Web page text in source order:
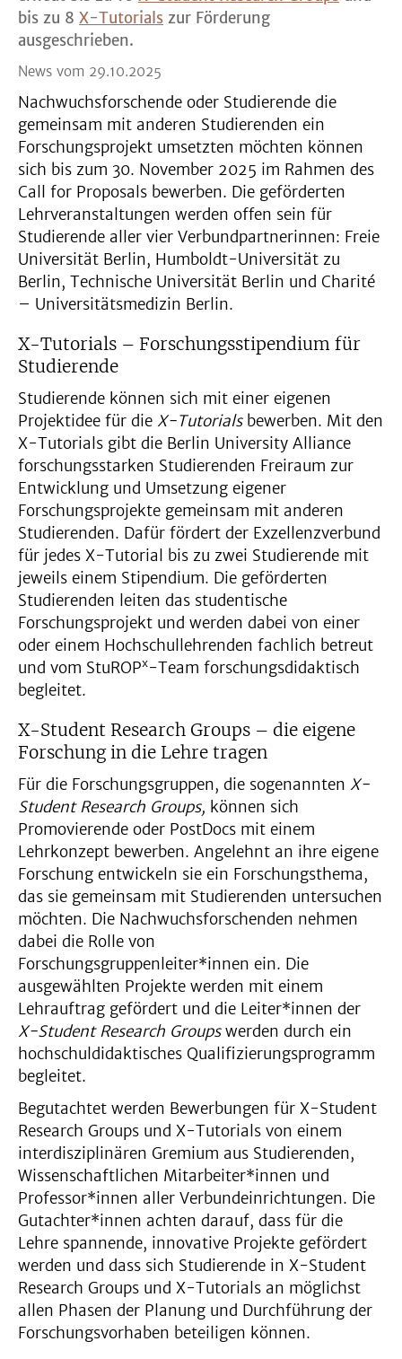
bis zu 8 X-Tutorials zur Förderung
ausgeschrieben.
News vom 29.10.2025
Nachwuchsforschende oder Studierende die
gemeinsam mit anderen Studierenden ein
Forschungsprojekt umsetzten möchten können
sich bis zum 30. November 2025 im Rahmen des
Call for Proposals bewerben. Die geförderten
Lehrveranstaltungen werden offen sein für
Studierende aller vier Verbundpartnerinnen: Freie
Universität Berlin, Humboldt-Universität zu
Berlin, Technische Universität Berlin und Charité
– Universitätsmedizin Berlin.
X-Tutorials – Forschungsstipendium für
Studierende
Studierende können sich mit einer eigenen
Projektidee für die X-Tutorialsbewerben. Mit den
X-Tutorials gibt die Berlin University Alliance
forschungsstarken Studierenden Freiraum zur
Entwicklung und Umsetzung eigener
Forschungsprojekte gemeinsam mit anderen
Studierenden. Dafür fördert der Exzellenzverbund
für jedes X-Tutorial bis zu zwei Studierende mit
jeweils einem Stipendium. Die geförderten
Studierenden leiten das studentische
Forschungsprojekt und werden dabei von einer
oder einem Hochschullehrenden fachlich betreut
und vom StuROPx-Team forschungsdidaktisch
begleitet.
X-Student Research Groups – die eigene
Forschung in die Lehre tragen
Für die Forschungsgruppen, die sogenannten X-
Student Research Groups, können sich
Promovierende oder PostDocs mit einem
Lehrkonzept bewerben. Angelehnt an ihre eigene
Forschung entwickeln sie ein Forschungsthema,
das sie gemeinsam mit Studierenden untersuchen
möchten. Die Nachwuchsforschenden nehmen
dabei die Rolle von
Forschungsgruppenleiter*innen ein. Die
ausgewählten Projekte werden mit einem
Lehrauftrag gefördert und die Leiter*innen der
X-Student Research Groupswerden durch ein
hochschuldidaktisches Qualifizierungsprogramm
begleitet.
Begutachtet werden Bewerbungen für X-Student
Research Groups und X-Tutorials von einem
interdisziplinären Gremium aus Studierenden,
Wissenschaftlichen Mitarbeiter*innen und
Professor*innen aller Verbundeinrichtungen. Die
Gutachter*innen achten darauf, dass für die
Lehre spannende, innovative Projekte gefördert
werden und dass sich Studierende in X-Student
Research Groups und X-Tutorials an möglichst
allen Phasen der Planung und Durchführung der
Forschungsvorhaben beteiligen können.